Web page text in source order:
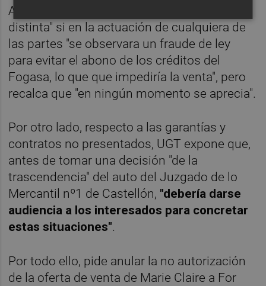
Asimismo, apunta que sería "cuestión
distinta" si en la actuación de cualquiera de
las partes "se observara un fraude de ley
para evitar el abono de los créditos del
Fogasa, lo que que impediría la venta", pero
recalca que "en ningún momento se aprecia".
Por otro lado, respecto a las garantías y
contratos no presentados, UGT expone que,
antes de tomar una decisión "de la
trascendencia" del auto del Juzgado de lo
Mercantil nº1 de Castellón, "debería darse
audiencia a los interesados para concretar
estas situaciones".
Por todo ello, pide anular la no autorización
de la oferta de venta de Marie Claire a For